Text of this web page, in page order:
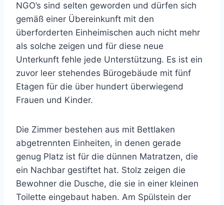
NGO’s sind selten geworden und dürfen sich
gemäß einer Übereinkunft mit den
überforderten Einheimischen auch nicht mehr
als solche zeigen und für diese neue
Unterkunft fehle jede Unterstützung. Es ist ein
zuvor leer stehendes Bürogebäude mit fünf
Etagen für die über hundert überwiegend
Frauen und Kinder.
Die Zimmer bestehen aus mit Bettlaken
abgetrennten Einheiten, in denen gerade
genug Platz ist für die dünnen Matratzen, die
ein Nachbar gestiftet hat. Stolz zeigen die
Bewohner die Dusche, die sie in einer kleinen
Toilette eingebaut haben. Am Spülstein der